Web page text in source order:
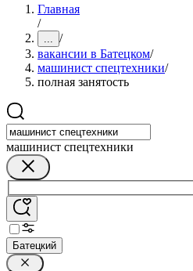
Главная
/
... /
вакансии в Батецком/
машинист спецтехники/
полная занятость
машинист спецтехники
Батецкий